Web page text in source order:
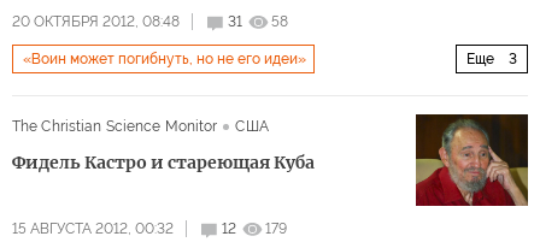
20 ОКТЯБРЯ 2012, 08:48 31 58
Еще 3
«Воин может погибнуть, но не его идеи»
The Christian Science Monitor
США
Фидель Кастро и стареющая Куба
15 АВГУСТА 2012, 00:32 12 179